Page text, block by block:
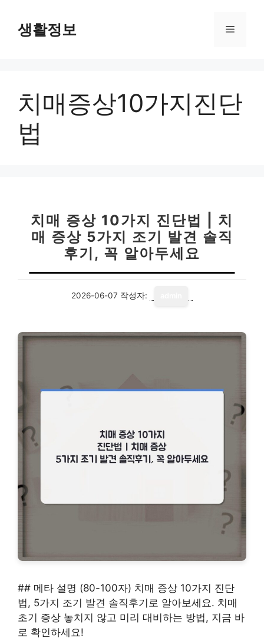
생활정보 메
치매증상10가지진단
법
치매 증상 10가지 진단법 | 치
매 증상 5가지 조기 발견 솔직
후기, 꼭 알아두세요
2026-06-07 작성자:
## 메타 설명 (80-100자) 치매 증상 10가지 진단
법, 5가지 조기 발견 솔직후기로 알아보세요. 치매
초기 증상 놓치지 않고 미리 대비하는 방법, 지금 바
로 확인하세요!